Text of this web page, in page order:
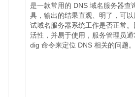
是一款常用的 DNS 域名服务器查
具，输出的结果直观、明了，可以
试域名服务器系统工作是否正常。
活性，并易于使用，服务管理员通
dig 命令来定位 DNS 相关的问题。